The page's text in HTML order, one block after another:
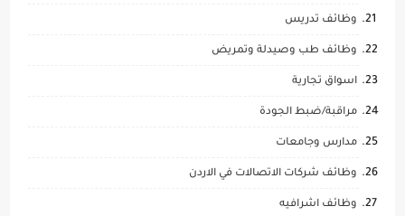
وظائف تدريس
وظائف طب وصيدلة وتمريض
اسواق تجارية
مراقبة/ضبط الجودة
مدارس وجامعات
وظائف شركات الاتصالات في الاردن
وظائف اشرافيه